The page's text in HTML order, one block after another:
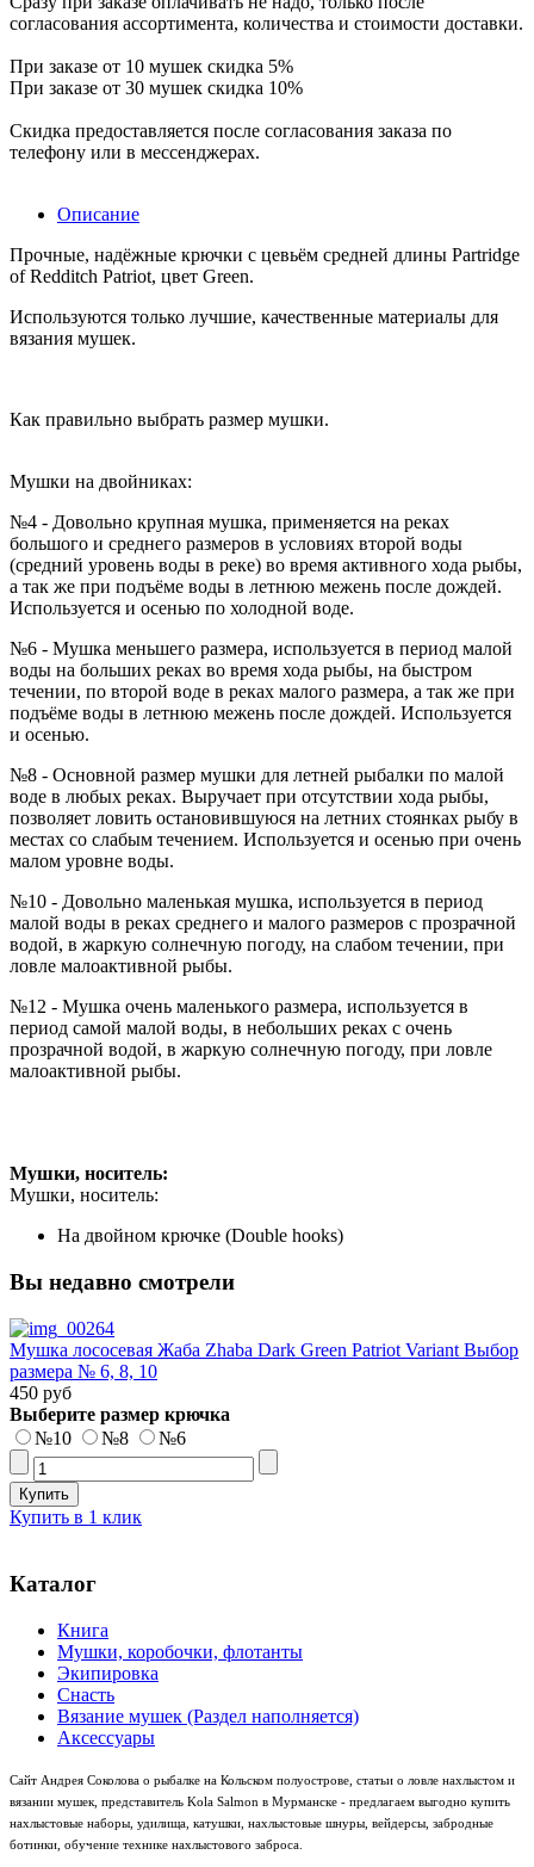
согласования ассортимента, количества и стоимости доставки.
При заказе от 10 мушек скидка 5%
При заказе от 30 мушек скидка 10%
Скидка предоставляется после согласования заказа по
телефону или в мессенджерах.
Описание
Прочные, надёжные крючки с цевьём средней длины Partridge
of Redditch Patriot, цвет Green.
Используются только лучшие, качественные материалы для
вязания мушек.
Как правильно выбрать размер мушки.
Мушки на двойниках:
№4 - Довольно крупная мушка, применяется на реках
большого и среднего размеров в условиях второй воды
(средний уровень воды в реке) во время активного хода рыбы,
а так же при подъёме воды в летнюю межень после дождей.
Используется и осенью по холодной воде.
№6 - Мушка меньшего размера, используется в период малой
воды на больших реках во время хода рыбы, на быстром
течении, по второй воде в реках малого размера, а так же при
подъёме воды в летнюю межень после дождей. Используется
и осенью.
№8 - Основной размер мушки для летней рыбалки по малой
воде в любых реках. Выручает при отсутствии хода рыбы,
позволяет ловить остановившуюся на летних стоянках рыбу в
местах со слабым течением. Используется и осенью при очень
малом уровне воды.
№10 - Довольно маленькая мушка, используется в период
малой воды в реках среднего и малого размеров с прозрачной
водой, в жаркую солнечную погоду, на слабом течении, при
ловле малоактивной рыбы.
№12 - Мушка очень маленького размера, используется в
период самой малой воды, в небольших реках с очень
прозрачной водой, в жаркую солнечную погоду, при ловле
малоактивной рыбы.
Мушки, носитель:
Мушки, носитель:
На двойном крючке (Double hooks)
Вы недавно смотрели
Мушка лососевая Жаба Zhaba Dark Green Patriot Variant Выбор
размера № 6, 8, 10
450 руб
Выберите размер крючка
№10
№8 №6
Купить в 1 клик
Каталог
Книга
Мушки, коробочки, флотанты
Экипировка
Снасть
Вязание мушек (Раздел наполняется)
Аксессуары
Сайт Андрея Соколова о рыбалке на Кольском полуострове, статьи о ловле нахлыстом и
вязании мушек, представитель Kola Salmon в Мурманске - предлагаем выгодно купить
нахлыстовые наборы, удилища, катушки, нахлыстовые шнуры, вейдерсы, забродные
ботинки, обучение технике нахлыстового заброса.